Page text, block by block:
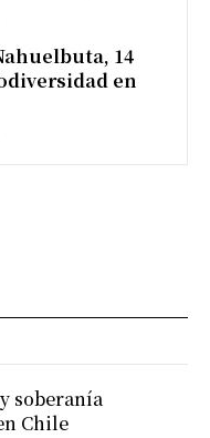
14
en
soberanía
Chile